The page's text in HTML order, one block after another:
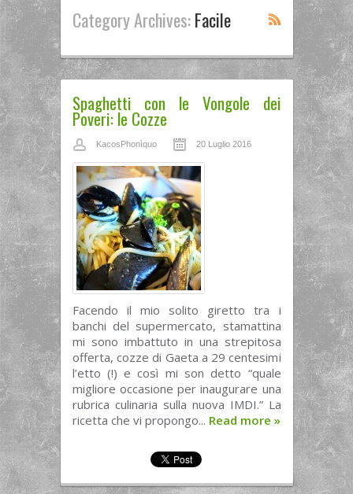
Category Archives:Facile
Spaghetti con le Vongole dei
Poveri: le Cozze
KacosPhonìquo 20 Luglio 2016
Facendo il mio solito giretto tra i
banchi del supermercato, stamattina
mi sono imbattuto in una strepitosa
offerta, cozze di Gaeta a 29 centesimi
l’etto (!) e così mi son detto “quale
migliore occasione per inaugurare una
rubrica culinaria sulla nuova IMDI.” La
ricetta che vi propongo... Read more »